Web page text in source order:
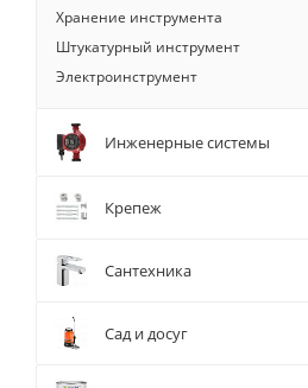
Хранение инструмента
Штукатурный инструмент
Электроинструмент
Инженерные системы
Крепеж
Сантехника
Сад и досуг